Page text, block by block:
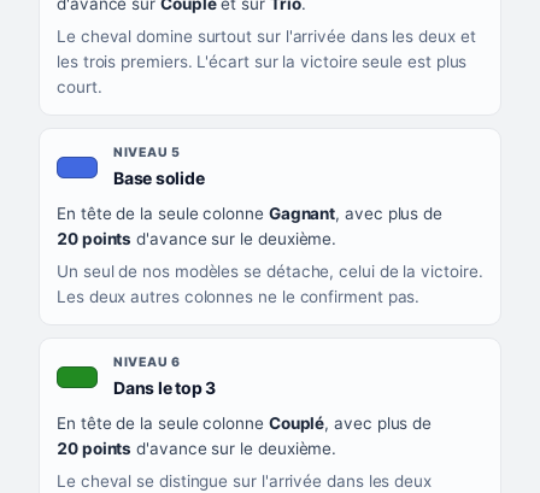
Le cheval domine surtout sur l'arrivée dans les deux et
les trois premiers. L'écart sur la victoire seule est plus
court.
NIVEAU 5
Base solide, couleur bleu roi
En tête de la seule colonne Gagnant, avec plus de
20 points d'avance sur le deuxième.
Un seul de nos modèles se détache, celui de la victoire.
Les deux autres colonnes ne le confirment pas.
NIVEAU 6
Dans le top 3, couleur verte
En tête de la seule colonne Couplé, avec plus de
20 points d'avance sur le deuxième.
Le cheval se distingue sur l'arrivée dans les deux